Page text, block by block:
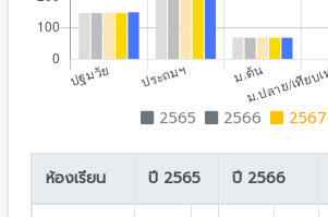
2565 2566 2567
ห้องเรียน ปี 2565 ปี 2566